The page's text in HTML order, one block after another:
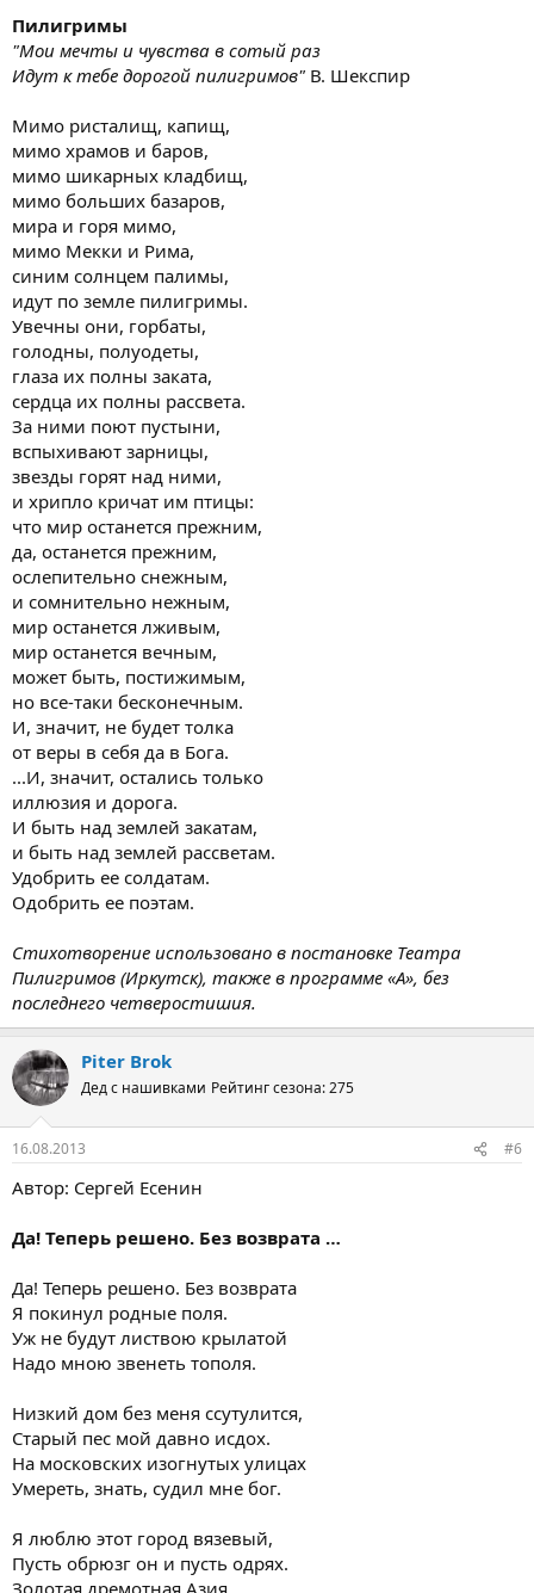
Пилигримы
"Мои мечты и чувства в сотый раз
Идут к тебе дорогой пилигримов" В. Шекспир
Мимо ристалищ, капищ,
мимо храмов и баров,
мимо шикарных кладбищ,
мимо больших базаров,
мира и горя мимо,
мимо Мекки и Рима,
синим солнцем палимы,
идут по земле пилигримы.
Увечны они, горбаты,
голодны, полуодеты,
глаза их полны заката,
сердца их полны рассвета.
За ними поют пустыни,
вспыхивают зарницы,
звезды горят над ними,
и хрипло кричат им птицы:
что мир останется прежним,
да, останется прежним,
ослепительно снежным,
и сомнительно нежным,
мир останется лживым,
мир останется вечным,
может быть, постижимым,
но все-таки бесконечным.
И, значит, не будет толка
от веры в себя да в Бога.
...И, значит, остались только
иллюзия и дорога.
И быть над землей закатам,
и быть над землей рассветам.
Удобрить ее солдатам.
Одобрить ее поэтам.
Стихотворение использовано в постановке Театра
Пилигримов (Иркутск), также в программе «А», без
последнего четверостишия.
Piter Brok
Дед с нашивками Рейтинг сезона: 275
16.08.2013 #6
Автор: Сергей Есенин
Да! Теперь решено. Без возврата …
Да! Теперь решено. Без возврата
Я покинул родные поля.
Уж не будут листвою крылатой
Надо мною звенеть тополя.
Низкий дом без меня ссутулится,
Старый пес мой давно исдох.
На московских изогнутых улицах
Умереть, знать, судил мне бог.
Я люблю этот город вязевый,
Пусть обрюзг он и пусть одрях.
Золотая дремотная Азия